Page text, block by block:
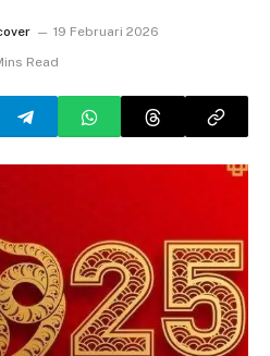
19 Februari 2026
Read